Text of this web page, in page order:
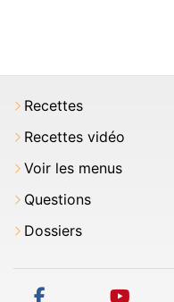
Recettes
Recettes vidéo
Voir les menus
Questions
Dossiers
facebook